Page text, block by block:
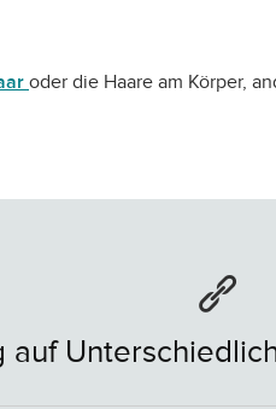
oder die Haare am Körper,
auf